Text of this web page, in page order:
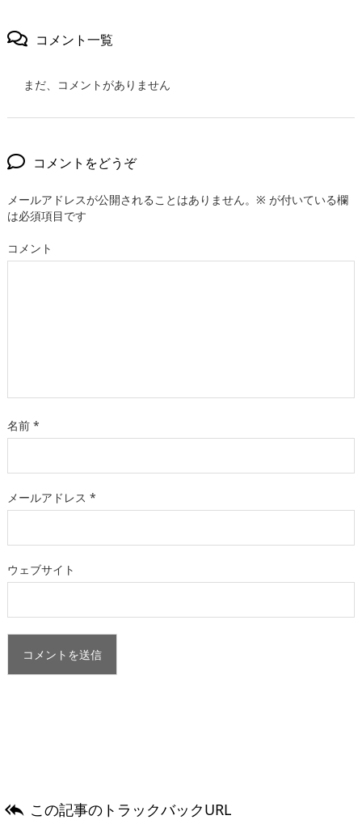
コメント一覧
まだ、コメントがありません
コメントをどうぞ
メールアドレスが公開されることはありません。 ※ が付いている欄
は必須項目です
コメント
名前 *
メールアドレス *
ウェブサイト
 この記事のトラックバックURL